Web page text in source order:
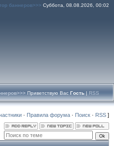
баннеров>>> Суббота, 08.08.2026, 00:02
Приветствую Вас Гость | RSS
· Правила форума · Поиск · RSS ]